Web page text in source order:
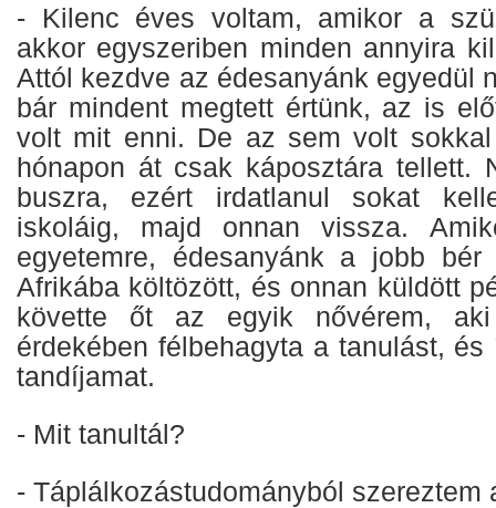
- Kilenc éves voltam, amikor a
akkor egyszeriben minden annyira
Attól kezdve az édesanyánk egyedül
bár mindent megtett értünk, az is
volt mit enni. De az sem volt
hónapon át csak káposztára tellett.
buszra, ezért irdatlanul sokat
iskoláig, majd onnan vissza.
egyetemre, édesanyánk a jobb bér
Afrikába költözött, és onnan küldött
követte őt az egyik nővérem,
érdekében félbehagyta a tanulást,
tandíjamat.
- Mit tanultál?
- Táplálkozástudományból szereztem